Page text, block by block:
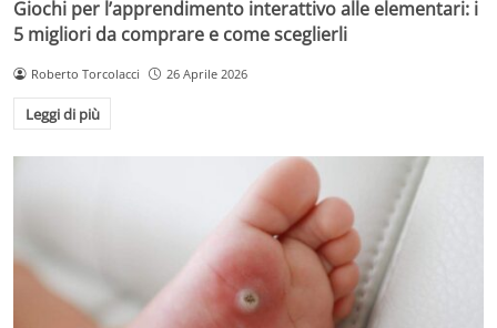
Giochi per l’apprendimento interattivo alle elementari: i
5 migliori da comprare e come sceglierli
Roberto Torcolacci 26 Aprile 2026
Leggi di più